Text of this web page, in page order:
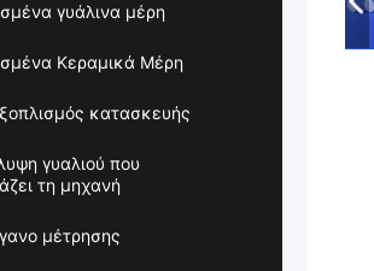
γυάλινα μέρη
Κεραμικά Μέρη
κατασκευής
γυαλιού που
τη μηχανή
μέτρησης